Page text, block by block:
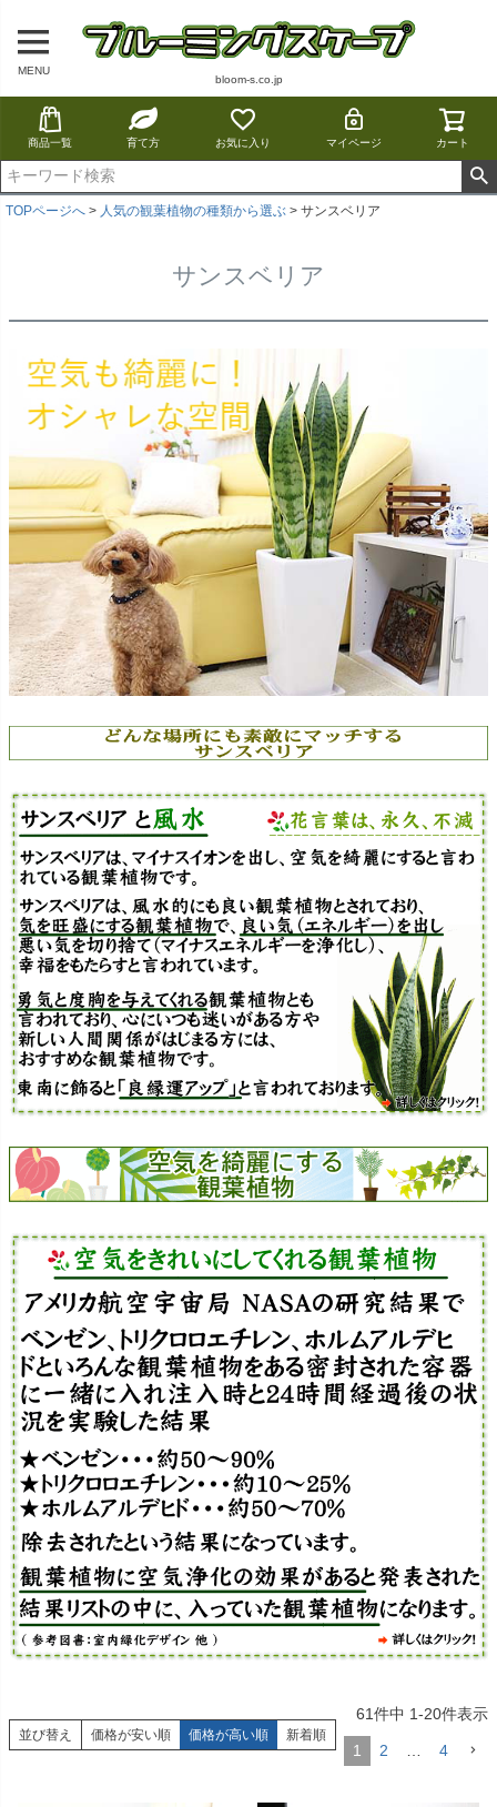
MENU
bloom-s.co.jp
商品一覧 育て方 お気に入り マイページ カート
TOPページへ 人気の観葉植物の種類から選ぶ サンスベリア
サンスベリア
並び替え 価格が安い順 価格が高い順 新着順
61件中 1-20件表示
1 2 … 4